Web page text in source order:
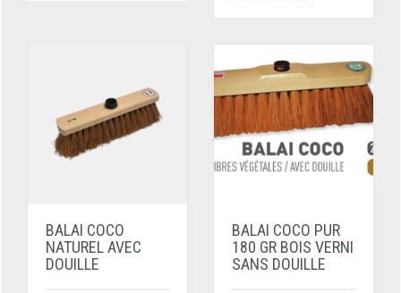
BALAI COCO
NATUREL AVEC
DOUILLE
BALAI COCO PUR
180 GR BOIS VERNI
SANS DOUILLE